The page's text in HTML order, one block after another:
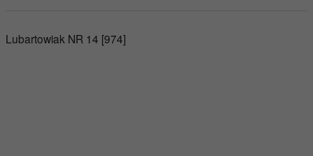
Lubartowiak NR 14 [974]